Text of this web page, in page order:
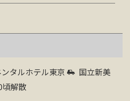
タルホテル東京
国立新美
頃解散